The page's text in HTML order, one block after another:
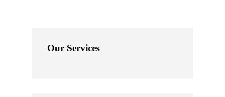
Our Services